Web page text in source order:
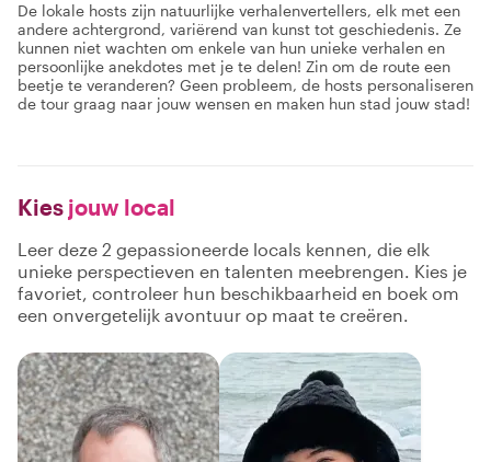
De lokale hosts zijn natuurlijke verhalenvertellers, elk met een
andere achtergrond, variërend van kunst tot geschiedenis. Ze
kunnen niet wachten om enkele van hun unieke verhalen en
persoonlijke anekdotes met je te delen! Zin om de route een
beetje te veranderen? Geen probleem, de hosts personaliseren
de tour graag naar jouw wensen en maken hun stad jouw stad!
Kies jouw local
Leer deze 2 gepassioneerde locals kennen, die elk
unieke perspectieven en talenten meebrengen. Kies je
favoriet, controleer hun beschikbaarheid en boek om
een onvergetelijk avontuur op maat te creëren.